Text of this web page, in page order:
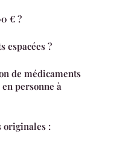
€ ?
espacées ?
de médicaments
personne à
originales :